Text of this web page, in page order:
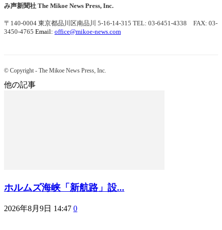
み声新聞社 The Mikoe News Press, Inc.
〒140-0004 東京都品川区南品川 5-16-14-315 TEL: 03-6451-4338 FAX: 03-
3450-4765 Email: office@mikoe-news.com
© Copyright - The Mikoe News Press, Inc.
他の記事
ホルムズ海峡「新航路」設...
2026年8月9日 14:47 0